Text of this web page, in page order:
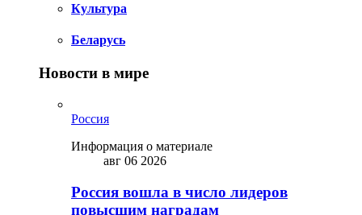
Культура
Беларусь
Новости в мире
Россия
Информация о материале
авг 06 2026
Россия вошла в число лидеров
повысшим наградам